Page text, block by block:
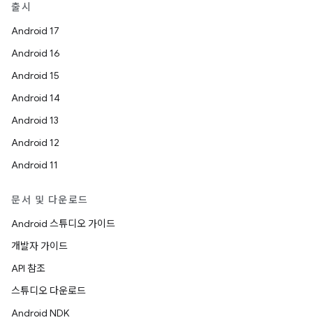
출시
Android 17
Android 16
Android 15
Android 14
Android 13
Android 12
Android 11
문서 및 다운로드
Android 스튜디오 가이드
개발자 가이드
API 참조
스튜디오 다운로드
Android NDK